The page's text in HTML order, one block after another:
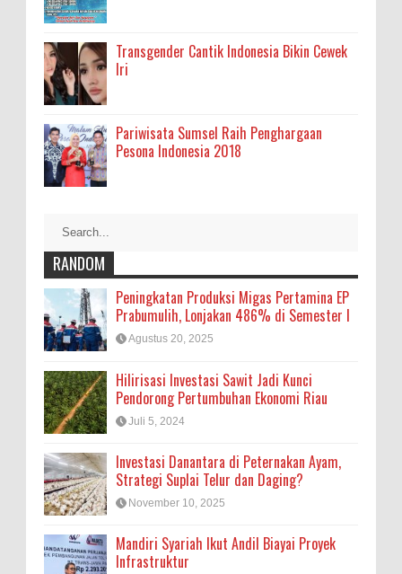
Transgender Cantik Indonesia Bikin Cewek
Iri
Pariwisata Sumsel Raih Penghargaan
Pesona Indonesia 2018
RANDOM
Peningkatan Produksi Migas Pertamina EP
Prabumulih, Lonjakan 486% di Semester I
Agustus 20, 2025
Hilirisasi Investasi Sawit Jadi Kunci
Pendorong Pertumbuhan Ekonomi Riau
Juli 5, 2024
Investasi Danantara di Peternakan Ayam,
Strategi Suplai Telur dan Daging?
November 10, 2025
Mandiri Syariah Ikut Andil Biayai Proyek
Infrastruktur